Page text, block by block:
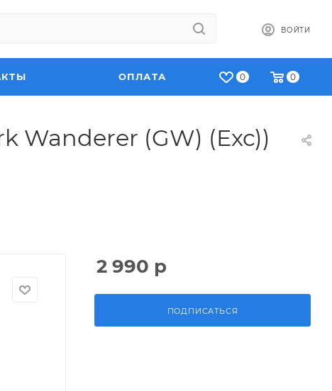
ВОЙТИ
0 0
ОПЛАТА
Wanderer (GW) (Exc))
2 990 р
ПОДПИСАТЬСЯ